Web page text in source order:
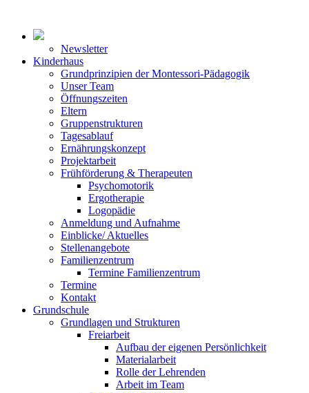
Newsletter
Kinderhaus
Grundprinzipien der Montessori-Pädagogik
Unser Team
Öffnungszeiten
Eltern
Gruppenstrukturen
Tagesablauf
Ernährungskonzept
Projektarbeit
Frühförderung & Therapeuten
Psychomotorik
Ergotherapie
Logopädie
Anmeldung und Aufnahme
Einblicke/ Aktuelles
Stellenangebote
Familienzentrum
Termine Familienzentrum
Termine
Kontakt
Grundschule
Grundlagen und Strukturen
Freiarbeit
Aufbau der eigenen Persönlichkeit
Materialarbeit
Rolle der Lehrenden
Arbeit im Team